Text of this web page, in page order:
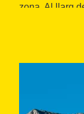
zona. Al llarg
dissabte